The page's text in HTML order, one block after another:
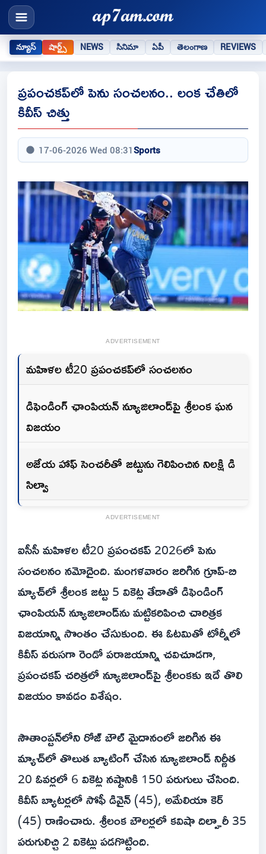
న్యూస్ షార్ట్స్ NEWS సినిమా ఏపీ తెలంగాణ REVIEWS
ప్రపంచకప్‌లో పెను సంచలనం.. లంక చేతిలో
కివీస్ చిత్తు
17-06-2026 Wed 08:31Sports
ADVERTISEMENT
మహిళల టీ20 ప్రపంచకప్‌లో సంచలనం
డిఫెండింగ్ ఛాంపియన్ న్యూజిలాండ్‌పై శ్రీలంక ఘన
విజయం
అజేయ హాఫ్ సెంచరీతో జట్టును గెలిపించిన నిలక్షి డి
సిల్వా
ADVERTISEMENT
ఐసీసీ మహిళల టీ20 ప్రపంచకప్ 2026లో పెను
సంచలనం నమోదైంది. మంగళవారం జరిగిన గ్రూప్-బి
మ్యాచ్‌లో శ్రీలంక జట్టు 5 వికెట్ల తేడాతో డిఫెండింగ్
ఛాంపియన్ న్యూజిలాండ్‌ను మట్టికరిపించి చారిత్రక
విజయాన్ని సొంతం చేసుకుంది. ఈ ఓటమితో టోర్నీలో
కివీస్ వరుసగా రెండో పరాజయాన్ని చవిచూడగా,
ప్రపంచకప్ చరిత్రలో న్యూజిలాండ్‌పై శ్రీలంకకు ఇదే తొలి
విజయం కావడం విశేషం.
సౌతాంప్టన్‌లోని రోజ్ బౌల్ మైదానంలో జరిగిన ఈ
మ్యాచ్‌లో తొలుత బ్యాటింగ్ చేసిన న్యూజిలాండ్ నిర్ణీత
20 ఓవర్లలో 6 వికెట్ల నష్టానికి 150 పరుగులు చేసింది.
కివీస్ బ్యాటర్లలో సోఫీ డివైన్ (45), అమేలియా కెర్
(45) రాణించారు. శ్రీలంక బౌలర్లలో కవిషా దిల్హారీ 35
పరుగులిచ్చి 2 వికెట్లు పడగొట్టింది.